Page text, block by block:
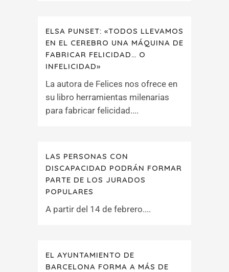
ELSA PUNSET: «TODOS LLEVAMOS
EN EL CEREBRO UNA MÁQUINA DE
FABRICAR FELICIDAD… O
INFELICIDAD»
La autora de Felices nos ofrece en
su libro herramientas milenarias
para fabricar felicidad....
LAS PERSONAS CON
DISCAPACIDAD PODRÁN FORMAR
PARTE DE LOS JURADOS
POPULARES
A partir del 14 de febrero....
EL AYUNTAMIENTO DE
BARCELONA FORMA A MÁS DE